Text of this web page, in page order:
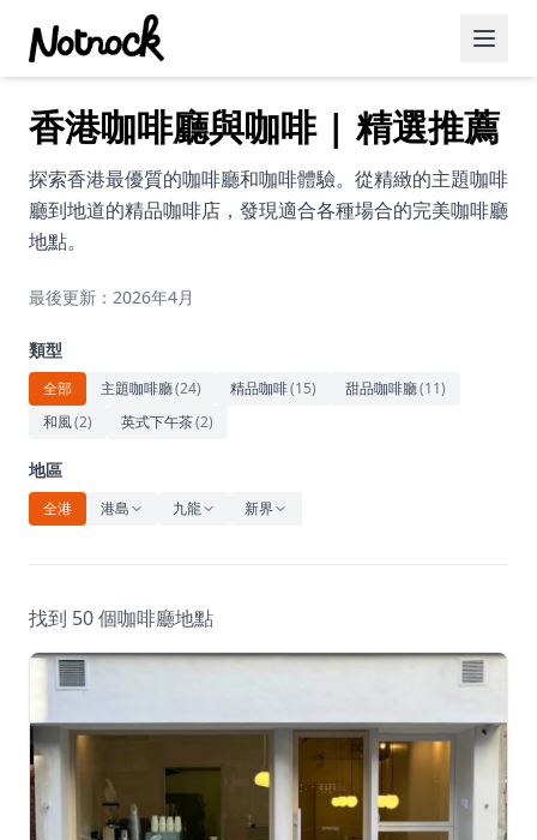
精選活動
博客文章
約會好去處
咖啡廳
運動
藝術文化
香港咖啡廳與咖啡 | 精選推薦
探索香港最優質的咖啡廳和咖啡體驗。從精緻的主題咖啡
廳到地道的精品咖啡店，發現適合各種場合的完美咖啡廳
地點。
最後更新：2026年4月
類型
全部 主題咖啡廳(24) 精品咖啡(15) 甜品咖啡廳(11)
和風(2) 英式下午茶(2)
地區
全港 港島 九龍 新界
找到 50 個咖啡廳地點